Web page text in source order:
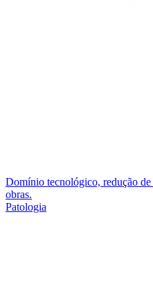
Domínio tecnológico, redução de
obras.
Patologia